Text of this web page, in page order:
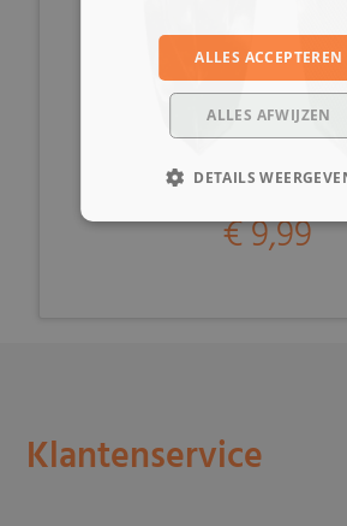
€ 9,99
Klantenservice
ALLES ACCEPTEREN
ALLES AFWIJZEN
DETAILS